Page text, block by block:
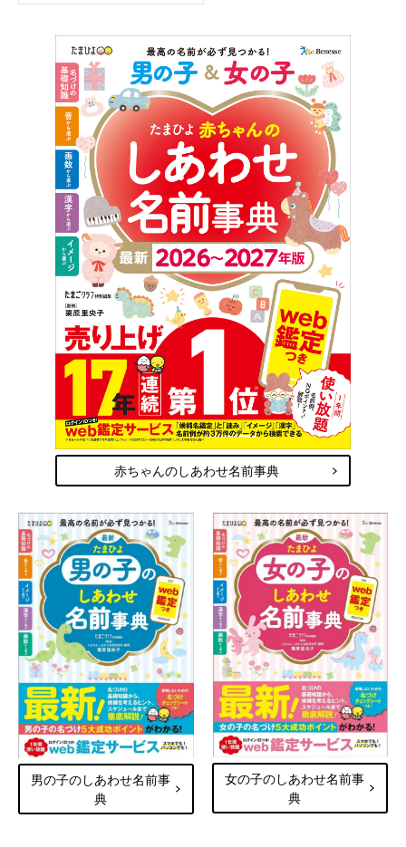
赤ちゃんのしあわせ名前事典
男の子のしあわせ名前事
典
女の子のしあわせ名前事
典